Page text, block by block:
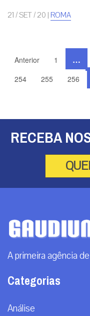
21 / SET / 20 | ROMA
Anterior 1 …
254 255 256
RECEBA
A primeira agência
Categorias
Análise